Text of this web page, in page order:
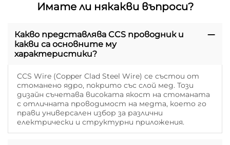
Имате ли някакви въпроси?
Какво представлява CCS проводник и
какви са основните му
характеристики?
CCS Wire (Copper Clad Steel Wire) се състои от
стоманено ядро, покрито със слой мед. Този
дизайн съчетава високата якост на стоманата
с отличната проводимост на медта, което го
прави универсален избор за различни
електрически и структурни приложения.